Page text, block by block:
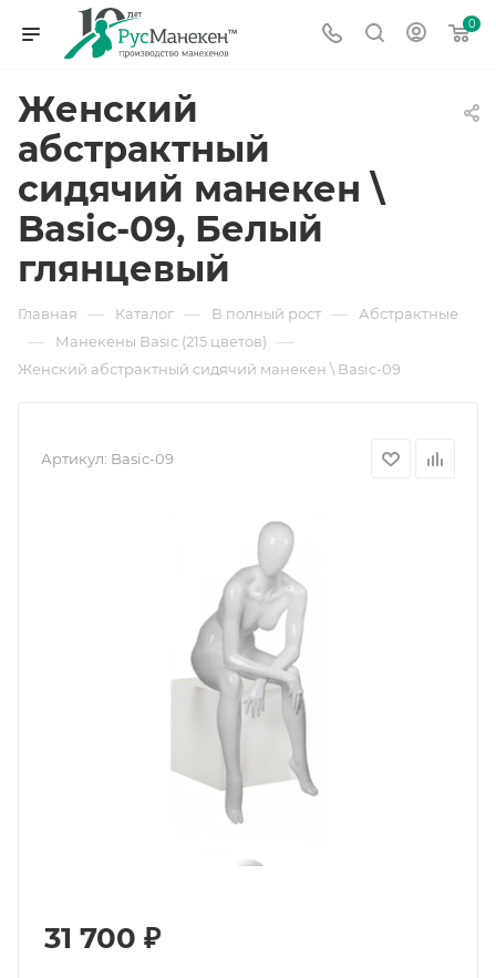
0
Женский
абстрактный
сидячий манекен \
Basic-09, Белый
глянцевый
Главная — Каталог — В полный рост — Абстрактные
— Манекены Basic (215 цветов) —
Женский абстрактный сидячий манекен \ Basic-09
Артикул: Basic-09
31 700 ₽